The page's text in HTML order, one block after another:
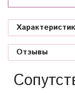
Отзывы